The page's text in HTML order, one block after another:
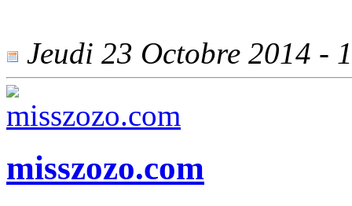
Jeudi 23 Octobre 2014 -
misszozo.com